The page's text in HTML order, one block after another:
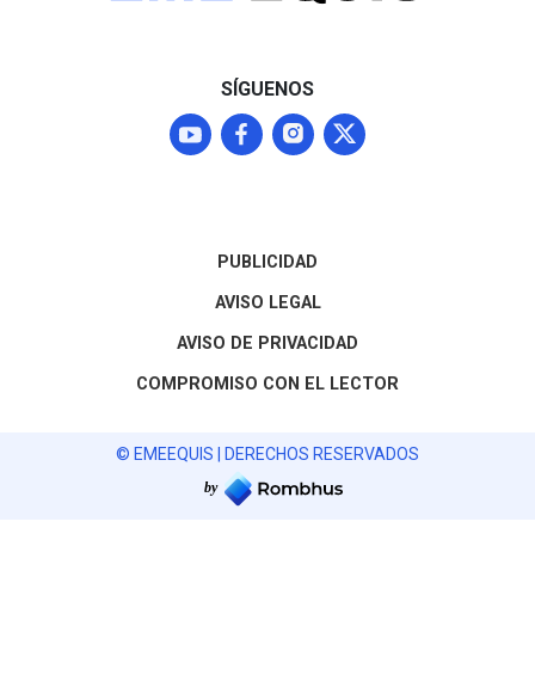
SÍGUENOS
PUBLICIDAD
AVISO LEGAL
AVISO DE PRIVACIDAD
COMPROMISO CON EL LECTOR
© EMEEQUIS | DERECHOS RESERVADOS
by